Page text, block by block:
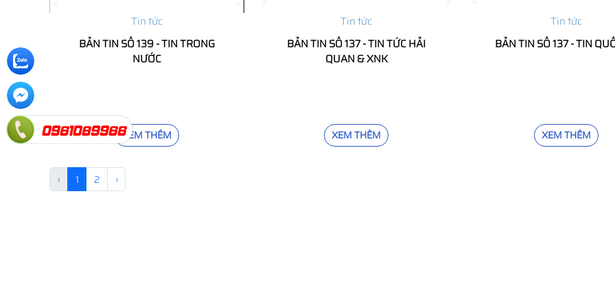
Tin tức
BẢN TIN SỐ 139 - TIN TRONG
NƯỚC
XEM THÊM
Tin tức
BẢN TIN SỐ 137 - TIN TỨC HẢI
QUAN & XNK
XEM THÊM
Tin tức
BẢN TIN SỐ 137 - TIN
XEM THÊM
‹ 1 2 ›
0961089966